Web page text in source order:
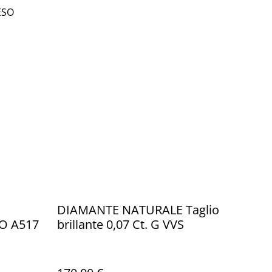
A517
DIAMANTE NATURALE Taglio
brillante 0,07 Ct. G VVS